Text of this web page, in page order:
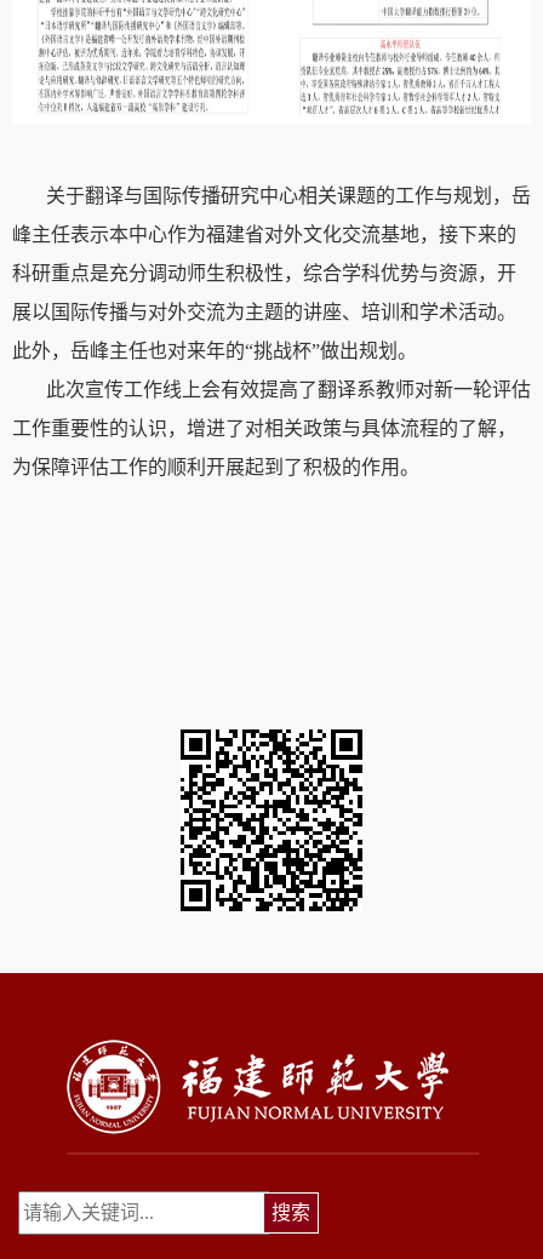
关于翻译与国际传播研究中心相关课题的工作与规划，岳
峰主任表示本中心作为福建省对外文化交流基地，接下来的
科研重点是充分调动师生积极性，综合学科优势与资源，开
展以国际传播与对外交流为主题的讲座、培训和学术活动。
此外，岳峰主任也对来年的“挑战杯”做出规划。
此次宣传工作线上会有效提高了翻译系教师对新一轮评估
工作重要性的认识，增进了对相关政策与具体流程的了解，
为保障评估工作的顺利开展起到了积极的作用。